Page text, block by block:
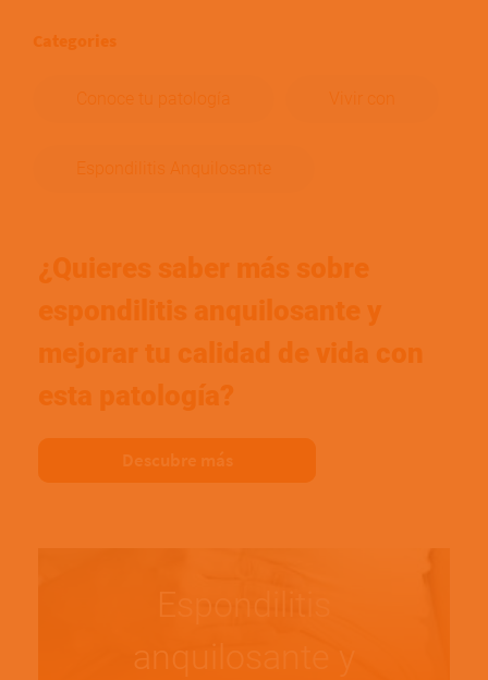
Categories
Conoce tu patología Vivir con
Espondilitis Anquilosante
¿Quieres saber más sobre
espondilitis anquilosante y
mejorar tu calidad de vida con
esta patología?
Descubre más
anquilosante y